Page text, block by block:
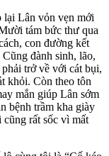
lại Lân vỏn vẹn mới
tám bức thư qua
con đường kết
đành sinh, lão,
trở về với cát bụi,
khỏi. Còn theo tôn
mắn giúp Lân sớm
bệnh trầm kha giày
rất sốc vì mất